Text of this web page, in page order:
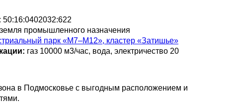
50:16:0402032:622
земля промышленного назначения
парк «М7–М12», кластер «Затишье»
газ 10000 м3/час, вода, электричество 20
в Подмосковье с выгодным расположением и